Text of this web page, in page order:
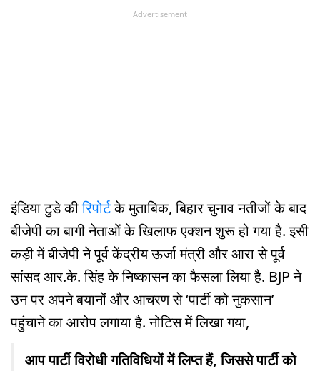
Advertisement
इंडिया टुडे कीरिपोर्टके मुताबिक, बिहार चुनाव नतीजों के बाद
बीजेपी का बागी नेताओं के खिलाफ एक्शन शुरू हो गया है. इसी
कड़ी में बीजेपी ने पूर्व केंद्रीय ऊर्जा मंत्री और आरा से पूर्व
सांसद आर.के. सिंह के निष्कासन का फैसला लिया है. BJP ने
उन पर अपने बयानों और आचरण से ‘पार्टी को नुकसान’
पहुंचाने का आरोप लगाया है. नोटिस में लिखा गया,
आप पार्टी विरोधी गतिविधियों में लिप्त हैं, जिससे पार्टी को